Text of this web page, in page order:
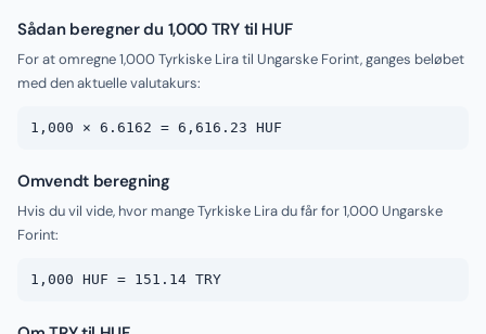
Sådan beregner du 1,000 TRY til HUF
For at omregne 1,000 Tyrkiske Lira til Ungarske Forint, ganges beløbet
med den aktuelle valutakurs:
1,000 × 6.6162 = 6,616.23 HUF
Omvendt beregning
Hvis du vil vide, hvor mange Tyrkiske Lira du får for 1,000 Ungarske
Forint:
1,000 HUF = 151.14 TRY